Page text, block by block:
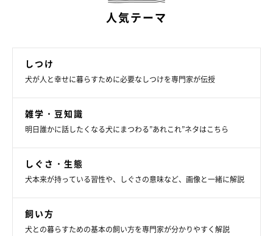
夢は記憶を整理する過程で見るものですが、犬も人と同じメカニ
ズムで夢を見るといわれています。愛犬が寝ているときに、足を
動かしたり吠えるしぐさをしたりしている場面を見たことがあり
ませんか？これは、犬が夢の中の行動を実際にしているからなの
かも。
また人の睡眠中の「夢遊病」や、突然眠ってしまう「ナルコレプ
シー」などの病気がありますが、これらは犬にも存在します。睡
眠中の様子で気になったことがあれば、獣医師さんに相談してみ
ましょう。
人気テーマ
しつけ
犬が人と幸せに暮らすために必要なしつけを専門家が伝授
雑学・豆知識
明日誰かに話したくなる犬にまつわる”あれこれ”ネタはこちら
しぐさ・生態
犬本来が持っている習性や、しぐさの意味など、画像と一緒に解説
飼い方
犬との暮らすための基本の飼い方を専門家が分かりやすく解説